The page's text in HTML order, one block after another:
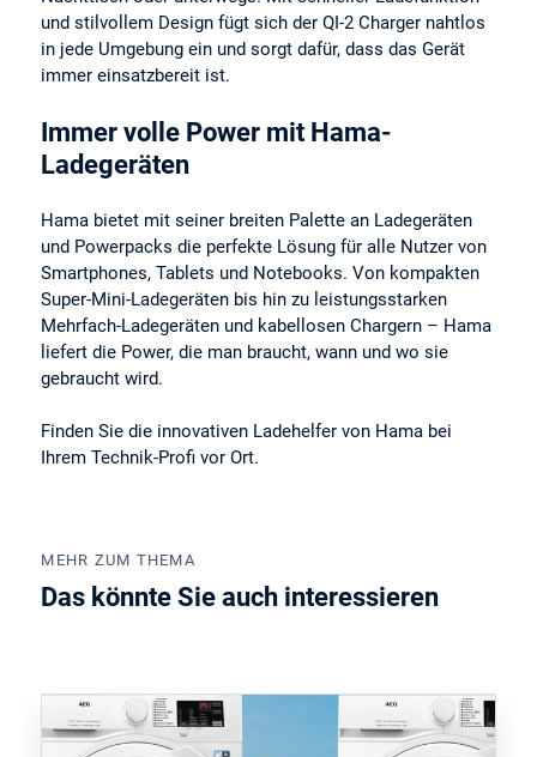
und stilvollem Design fügt sich der QI-2 Charger nahtlos
in jede Umgebung ein und sorgt dafür, dass das Gerät
immer einsatzbereit ist.
Immer volle Power mit Hama-
Ladegeräten
Hama bietet mit seiner breiten Palette an Ladegeräten
und Powerpacks die perfekte Lösung für alle Nutzer von
Smartphones, Tablets und Notebooks. Von kompakten
Super-Mini-Ladegeräten bis hin zu leistungsstarken
Mehrfach-Ladegeräten und kabellosen Chargern – Hama
liefert die Power, die man braucht, wann und wo sie
gebraucht wird.
Finden Sie die innovativen Ladehelfer von Hama bei
Ihrem Technik-Profi vor Ort.
MEHR ZUM THEMA
Das könnte Sie auch interessieren